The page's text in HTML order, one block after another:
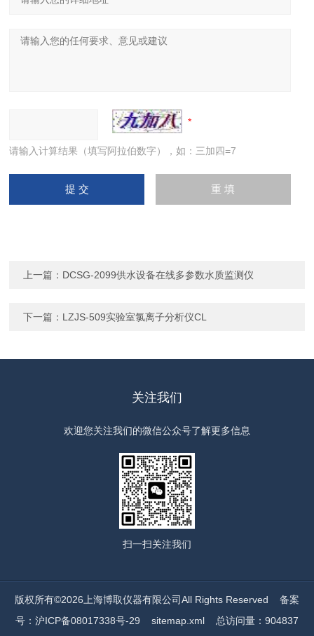
请输入计算结果（填写阿拉伯数字），如：三加四=7
上一篇： DCSG-2099供水设备在线多参数水质监测仪
下一篇： LZJS-509实验室氯离子分析仪CL
关注我们
欢迎您关注我们的微信公众号了解更多信息
扫一扫关注我们
版权所有©2026上海博取仪器有限公司All Rights Reserved 备案
号：沪ICP备08017338号-29
sitemap.xml总访问量：904837